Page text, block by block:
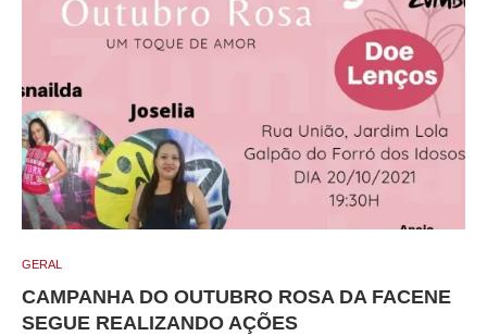
GERAL
CAMPANHA DO OUTUBRO ROSA DA FACENE
SEGUE REALIZANDO AÇÕES